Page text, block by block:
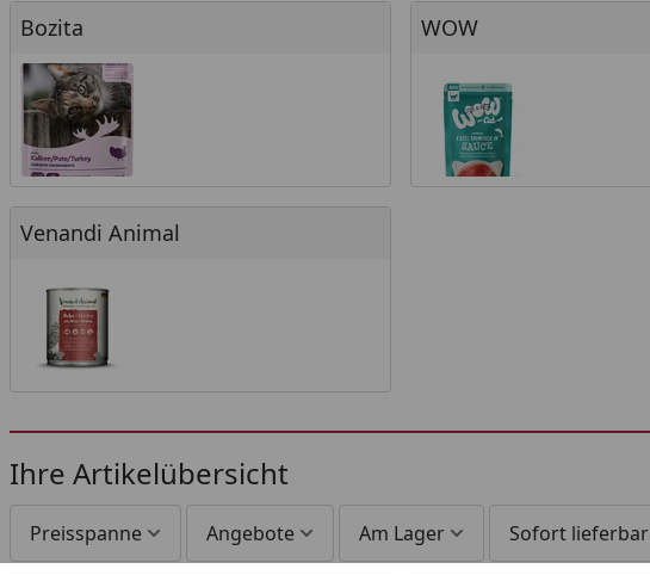
Bozita
Bozita WOW
WOW
Venandi Animal
Venandi Animal
Ihre Artikelübersicht
Preisspanne Angebote Am Lager Sofort lieferbar